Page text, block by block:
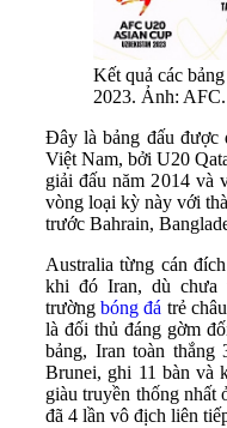
Kết quả các
2023. Ảnh: AFC.
Đây là bảng đấu được
Việt Nam, bởi U20
giải đấu năm 2014 và
vòng loại kỳ này với
trước Bahrain,
Australia từng cán
khi đó Iran, dù chưa
trườngbóng đá trẻ
là đối thủ đáng gờm
bảng, Iran toàn
Brunei, ghi 11 bàn và
giàu truyền thống
đã 4 lần vô địch liên